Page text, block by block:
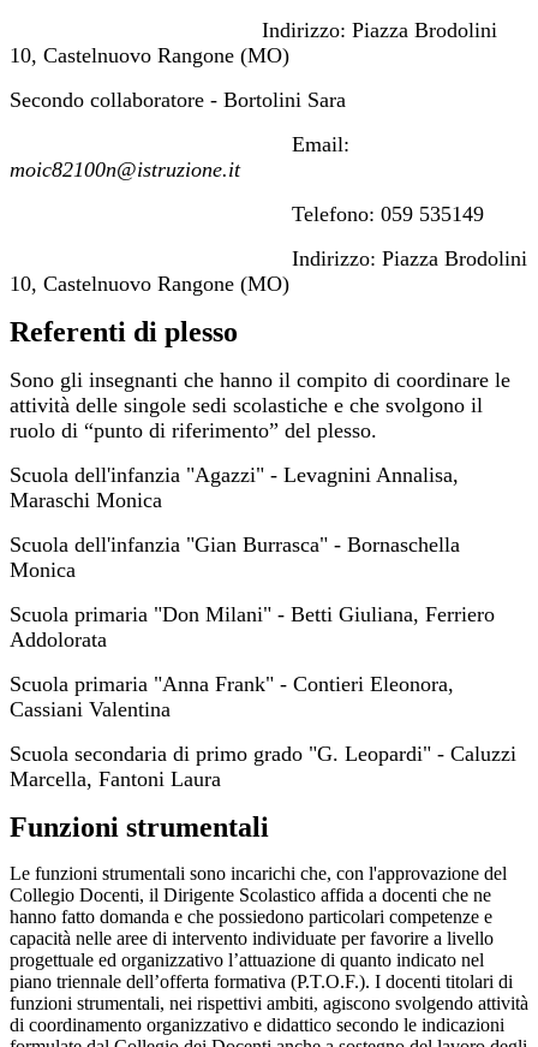
Indirizzo: Piazza Brodolini
10, Castelnuovo Rangone (MO)
Secondo collaboratore - Bortolini Sara
Email:
moic82100n@istruzione.it
Telefono: 059 535149
Indirizzo: Piazza Brodolini
10, Castelnuovo Rangone (MO)
Referenti di plesso
Sono gli insegnanti che hanno il compito di coordinare le
attività delle singole sedi scolastiche e che svolgono il
ruolo di “punto di riferimento” del plesso.
Scuola dell'infanzia "Agazzi" - Levagnini Annalisa,
Maraschi Monica
Scuola dell'infanzia "Gian Burrasca" - Bornaschella
Monica
Scuola primaria "Don Milani" - Betti Giuliana, Ferriero
Addolorata
Scuola primaria "Anna Frank" - Contieri Eleonora,
Cassiani Valentina
Scuola secondaria di primo grado "G. Leopardi" - Caluzzi
Marcella, Fantoni Laura
Funzioni strumentali
Le funzioni strumentali sono incarichi che, con l'approvazione del
Collegio Docenti, il Dirigente Scolastico affida a docenti che ne
hanno fatto domanda e che possiedono particolari competenze e
capacità nelle aree di intervento individuate per favorire a livello
progettuale ed organizzativo l’attuazione di quanto indicato nel
piano triennale dell’offerta formativa (P.T.O.F.). I docenti titolari di
funzioni strumentali, nei rispettivi ambiti, agiscono svolgendo attività
di coordinamento organizzativo e didattico secondo le indicazioni